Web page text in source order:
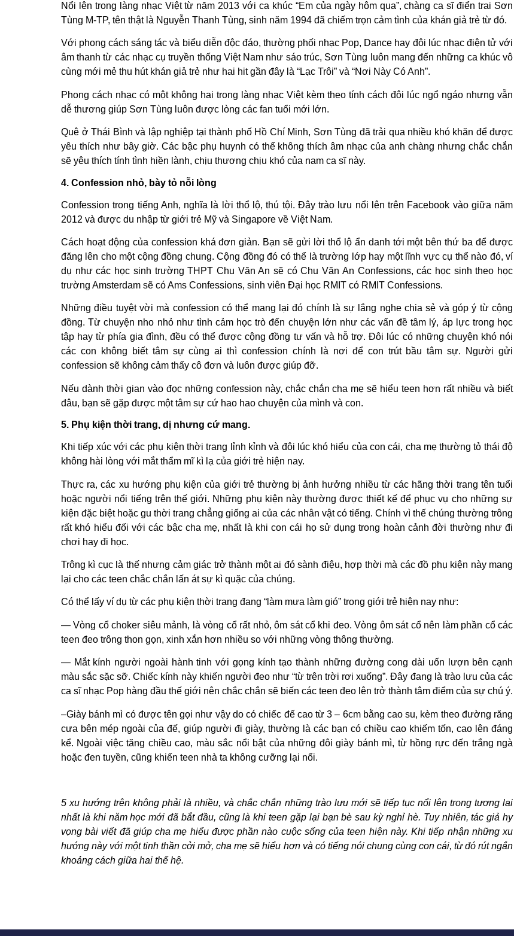
Nổi lên trong làng nhạc Việt từ năm 2013 với ca khúc “Em của ngày hôm qua”, chàng ca sĩ điển trai Sơn
Tùng M-TP, tên thật là Nguyễn Thanh Tùng, sinh năm 1994 đã chiếm trọn cảm tình của khán giả trẻ từ đó.
Với phong cách sáng tác và biểu diễn độc đáo, thường phối nhạc Pop, Dance hay đôi lúc nhạc điện tử với
âm thanh từ các nhạc cụ truyền thống Việt Nam như sáo trúc, Sơn Tùng luôn mang đến những ca khúc vô
cùng mới mẻ thu hút khán giả trẻ như hai hit gần đây là “Lạc Trôi” và “Nơi Này Có Anh”.
Phong cách nhạc có một không hai trong làng nhạc Việt kèm theo tính cách đôi lúc ngổ ngáo nhưng vẫn
dễ thương giúp Sơn Tùng luôn được lòng các fan tuổi mới lớn.
Quê ở Thái Bình và lập nghiệp tại thành phố Hồ Chí Minh, Sơn Tùng đã trải qua nhiều khó khăn để được
yêu thích như bây giờ. Các bậc phụ huynh có thể không thích âm nhạc của anh chàng nhưng chắc chắn
sẽ yêu thích tính tình hiền lành, chịu thương chịu khó của nam ca sĩ này.
4. Confession nhỏ, bày tỏ nỗi lòng
Confession trong tiếng Anh, nghĩa là lời thổ lộ, thú tội. Đây trào lưu nổi lên trên Facebook vào giữa năm
2012 và được du nhập từ giới trẻ Mỹ và Singapore về Việt Nam.
Cách hoạt động của confession khá đơn giản. Bạn sẽ gửi lời thổ lộ ẩn danh tới một bên thứ ba để được
đăng lên cho một cộng đồng chung. Cộng đồng đó có thể là trường lớp hay một lĩnh vực cụ thể nào đó, ví
dụ như các học sinh trường THPT Chu Văn An sẽ có Chu Văn An Confessions, các học sinh theo học
trường Amsterdam sẽ có Ams Confessions, sinh viên Đại học RMIT có RMIT Confessions.
Những điều tuyệt vời mà confession có thể mang lại đó chính là sự lắng nghe chia sẻ và góp ý từ cộng
đồng. Từ chuyện nho nhỏ như tình cảm học trò đến chuyện lớn như các vấn đề tâm lý, áp lực trong học
tập hay từ phía gia đình, đều có thể được cộng đồng tư vấn và hỗ trợ. Đôi lúc có những chuyện khó nói
các con không biết tâm sự cùng ai thì confession chính là nơi để con trút bầu tâm sự. Người gửi
confession sẽ không cảm thấy cô đơn và luôn được giúp đỡ.
Nếu dành thời gian vào đọc những confession này, chắc chắn cha mẹ sẽ hiểu teen hơn rất nhiều và biết
đâu, bạn sẽ gặp được một tâm sự cứ hao hao chuyện của mình và con.
5. Phụ kiện thời trang, dị nhưng cứ mang.
Khi tiếp xúc với các phụ kiện thời trang lỉnh kỉnh và đôi lúc khó hiểu của con cái, cha mẹ thường tỏ thái độ
không hài lòng với mắt thẩm mĩ kì lạ của giới trẻ hiện nay.
Thực ra, các xu hướng phụ kiện của giới trẻ thường bị ảnh hưởng nhiều từ các hãng thời trang tên tuổi
hoặc người nổi tiếng trên thế giới. Những phụ kiện này thường được thiết kế để phục vụ cho những sự
kiện đặc biệt hoặc gu thời trang chẳng giống ai của các nhân vật có tiếng. Chính vì thế chúng thường trông
rất khó hiểu đối với các bậc cha mẹ, nhất là khi con cái họ sử dụng trong hoàn cảnh đời thường như đi
chơi hay đi học.
Trông kì cục là thế nhưng cảm giác trở thành một ai đó sành điệu, hợp thời mà các đồ phụ kiện này mang
lại cho các teen chắc chắn lấn át sự kì quặc của chúng.
Có thể lấy ví dụ từ các phụ kiện thời trang đang “làm mưa làm gió” trong giới trẻ hiện nay như:
— Vòng cổ choker siêu mảnh, là vòng cổ rất nhỏ, ôm sát cổ khi đeo. Vòng ôm sát cổ nên làm phần cổ các
teen đeo trông thon gọn, xinh xắn hơn nhiều so với những vòng thông thường.
— Mắt kính người ngoài hành tinh với gọng kính tạo thành những đường cong dài uốn lượn bên cạnh
màu sắc sặc sỡ. Chiếc kính này khiến người đeo như “từ trên trời rơi xuống”. Đây đang là trào lưu của các
ca sĩ nhạc Pop hàng đầu thế giới nên chắc chắn sẽ biến các teen đeo lên trở thành tâm điểm của sự chú ý.
–Giày bánh mì có được tên gọi như vậy do có chiếc đế cao từ 3 – 6cm bằng cao su, kèm theo đường răng
cưa bên mép ngoài của đế, giúp người đi giày, thường là các bạn có chiều cao khiếm tốn, cao lên đáng
kể. Ngoài việc tăng chiều cao, màu sắc nổi bật của những đôi giày bánh mì, từ hồng rực đến trắng ngà
hoặc đen tuyền, cũng khiến teen nhà ta không cưỡng lại nổi.
5 xu hướng trên không phải là nhiều, và chắc chắn những trào lưu mới sẽ tiếp tục nổi lên trong tương lai
nhất là khi năm học mới đã bắt đầu, cũng là khi teen gặp lại bạn bè sau kỳ nghỉ hè. Tuy nhiên, tác giả hy
vọng bài viết đã giúp cha mẹ hiểu được phần nào cuộc sống của teen hiện này. Khi tiếp nhận những xu
hướng này với một tinh thần cởi mở, cha mẹ sẽ hiểu hơn và có tiếng nói chung cùng con cái, từ đó rút ngắn
khoảng cách giữa hai thế hệ.